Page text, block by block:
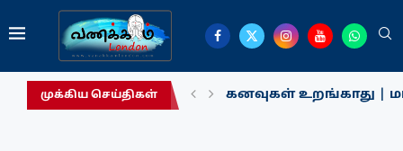
முக்கிய செய்திகள் கனவுகள் உறங்காது |